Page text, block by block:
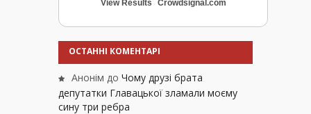
View Results Crowdsignal.com
ОСТАННІ КОМЕНТАРІ
Анонім до Чому друзі брата
депутатки Главацької зламали моєму
сину три ребра